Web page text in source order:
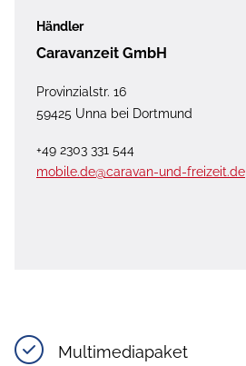
Händler
Caravanzeit GmbH
Provinzialstr. 16
59425 Unna bei Dortmund
+49 2303 331 544
mobile.de@caravan-und-freizeit.de
Multimediapaket